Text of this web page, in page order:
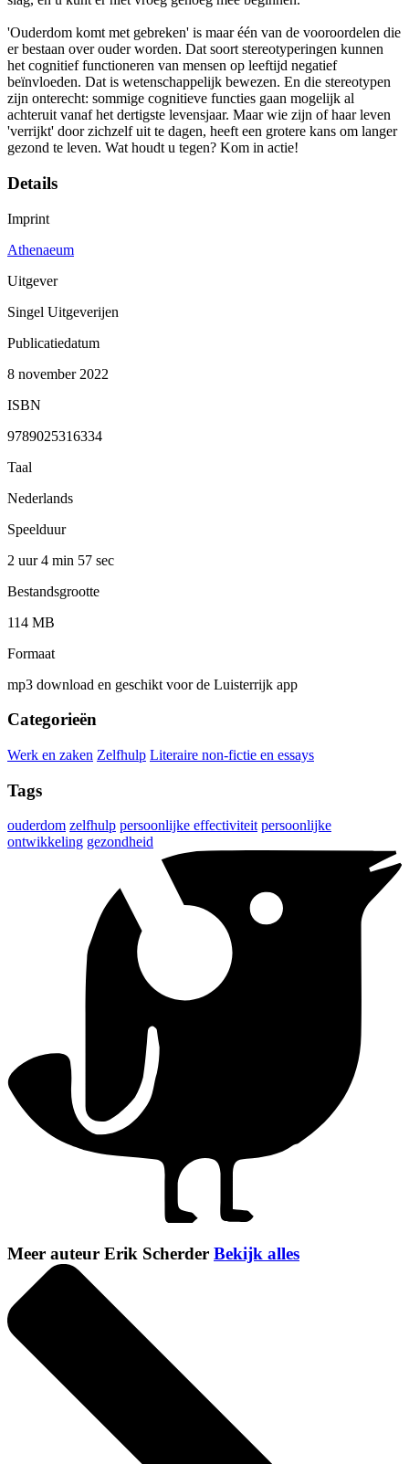
'Ouderdom komt met gebreken' is maar één van de vooroordelen die
er bestaan over ouder worden. Dat soort stereotyperingen kunnen
het cognitief functioneren van mensen op leeftijd negatief
beïnvloeden. Dat is wetenschappelijk bewezen. En die stereotypen
zijn onterecht: sommige cognitieve functies gaan mogelijk al
achteruit vanaf het dertigste levensjaar. Maar wie zijn of haar leven
'verrijkt' door zichzelf uit te dagen, heeft een grotere kans om langer
gezond te leven. Wat houdt u tegen? Kom in actie!
Details
Imprint
Athenaeum
Uitgever
Singel Uitgeverijen
Publicatiedatum
8 november 2022
ISBN
9789025316334
Taal
Nederlands
Speelduur
2 uur 4 min 57 sec
Bestandsgrootte
114 MB
Formaat
mp3 download en geschikt voor de Luisterrijk app
Categorieën
Werk en zaken Zelfhulp Literaire non-fictie en essays
Tags
ouderdom zelfhulp persoonlijke effectiviteit persoonlijke
ontwikkeling gezondheid
Meer auteur Erik Scherder Bekijk alles